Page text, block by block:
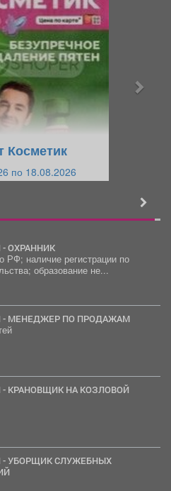
Косметик
по 18.08.2026
- ОХРАННИК
по
месту жительства; образование не...
- МЕНЕДЖЕР ПО ПРОДАЖАМ
- КРАНОВЩИК НА КОЗЛОВОЙ